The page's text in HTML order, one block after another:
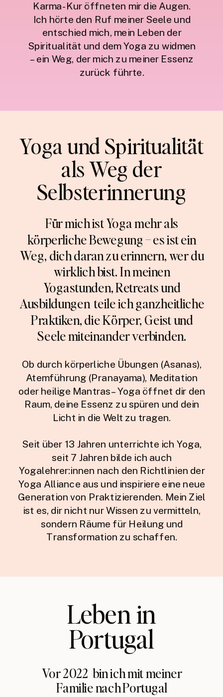
Karma-Kur öffneten mir die Augen.
Ich hörte den Ruf meiner Seele und
entschied mich, mein Leben der
Spiritualität und dem Yoga zu widmen
– ein Weg, der mich zu meiner Essenz
zurück führte.
Ob durch körperliche Übungen (Asanas),
Atemführung (Pranayama), Meditation
oder heilige Mantras – Yoga öffnet dir den
Raum, deine Essenz zu spüren und dein
Licht in die Welt zu tragen.
Seit über 13 Jahren unterrichte ich Yoga,
seit 7 Jahren bilde ich auch
Yogalehrer:innen nach den Richtlinien der
Yoga Alliance aus und inspiriere eine neue
Generation von Praktizierenden. Mein Ziel
ist es, dir nicht nur Wissen zu vermitteln,
sondern Räume für Heilung und
Transformation zu schaffen.
Für mich ist Yoga mehr als
körperliche Bewegung – es ist ein
Weg, dich daran zu erinnern, wer du
wirklich bist. In meinen
Yogastunden, Retreats und
Ausbildungen teile ich ganzheitliche
Praktiken, die Körper, Geist und
Seele miteinander verbinden.
Yoga und Spiritualität
als Weg der
Selbsterinnerung
Vor 2022 bin ich mit meiner
Familie nach Portugal
Leben in
Portugal